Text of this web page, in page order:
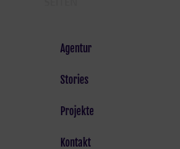
Agentur
Stories
Projekte
Kontakt